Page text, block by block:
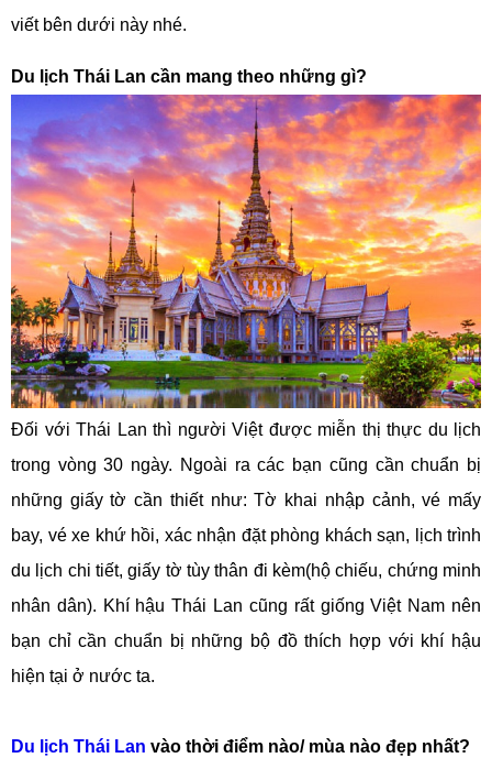
viết bên dưới này nhé.
Du lịch Thái Lan cần mang theo những gì?
Đối với Thái Lan thì người Việt được miễn thị thực du lịch
trong vòng 30 ngày. Ngoài ra các bạn cũng cần chuẩn bị
những giấy tờ cần thiết như: Tờ khai nhập cảnh, vé mấy
bay, vé xe khứ hồi, xác nhận đặt phòng khách sạn, lịch trình
du lịch chi tiết, giấy tờ tùy thân đi kèm(hộ chiếu, chứng minh
nhân dân). Khí hậu Thái Lan cũng rất giống Việt Nam nên
bạn chỉ cần chuẩn bị những bộ đồ thích hợp với khí hậu
hiện tại ở nước ta.
Du lịch Thái Lan vào thời điểm nào/ mùa nào đẹp nhất?